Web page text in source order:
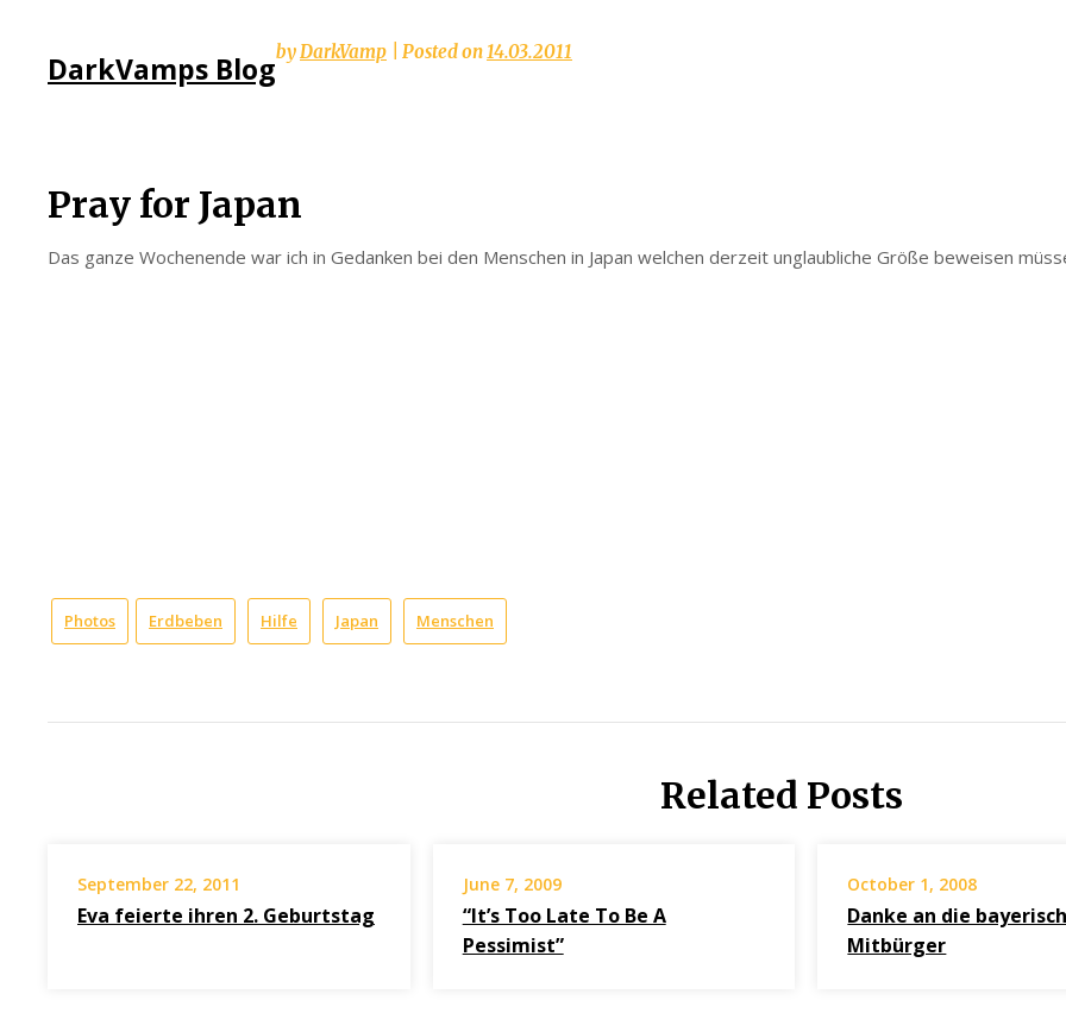
DarkVamps Blog
Pray for Japan
byDarkVamp Posted on14.03.2011
Das ganze Wochenende war ich in Gedanken bei den Menschen in Japan welchen derzeit unglaubliche Größe beweisen
Photos Erdbeben Hilfe Japan Menschen
Related Posts
September 22, 2011
Eva feierte ihren 2. Geburtstag
June 7, 2009
“It’s Too Late To Be A
Pessimist”
October 1, 2008
Danke an die
Mitbürger